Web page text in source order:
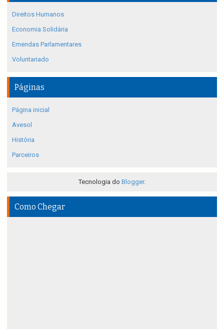
Direitos Humanos
Economia Solidária
Emendas Parlamentares
Voluntariado
Páginas
Página inicial
Avesol
História
Parceiros
Tecnologia do Blogger.
Como Chegar